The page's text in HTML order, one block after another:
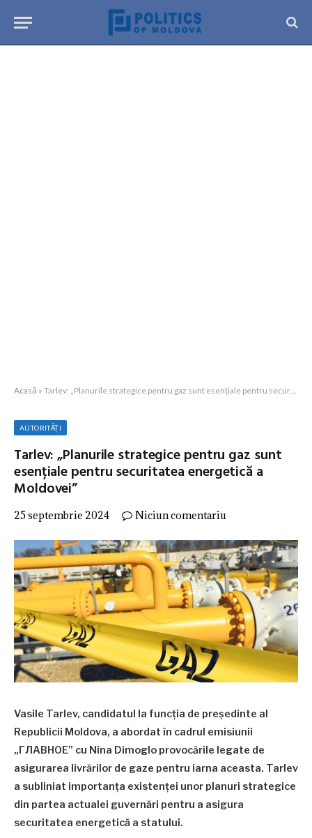
Acasă » Tarlev: „Planurile strategice pentru gaz sunt esențiale pentru securitatea energetică a Moldovei”
AUTORITĂȚI
Tarlev: „Planurile strategice pentru gaz sunt
esențiale pentru securitatea energetică a
Moldovei”
25 septembrie 2024 Niciun comentariu
Vasile Tarlev, candidatul la funcția de președinte al
Republicii Moldova, a abordat în cadrul emisiunii
„ГЛАВНОЕ” cu Nina Dimoglo provocările legate de
asigurarea livrărilor de gaze pentru iarna aceasta. Tarlev
a subliniat importanța existenței unor planuri strategice
din partea actualei guvernări pentru a asigura
securitatea energetică a statului.